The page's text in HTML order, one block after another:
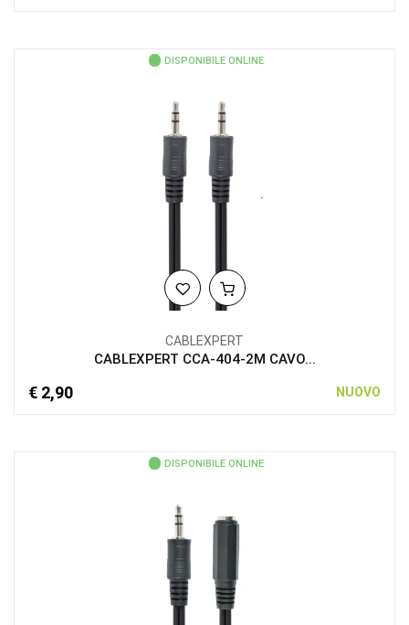
DISPONIBILE ONLINE
CABLEXPERT
CABLEXPERT CCA-404-2M CAVO...
€ 2,90 NUOVO
DISPONIBILE ONLINE